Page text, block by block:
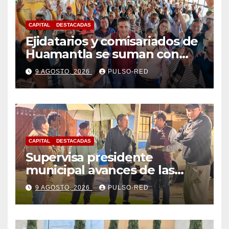
CAPITAL DESTACADAS
Ejidatarios y comisariados de
Huamantla se suman con
Alfonso Sánchez, respaldan
su proyecto de defensa
9 AGOSTO, 2026 PULSO-RED
CAPITAL DESTACADAS
Supervisa presidente
municipal avances de las
acciones de “Más Territorio y
Menos Escritorio” en la
Unidad Habitacional Cuatro
Señoríos
9 AGOSTO, 2026 PULSO-RED